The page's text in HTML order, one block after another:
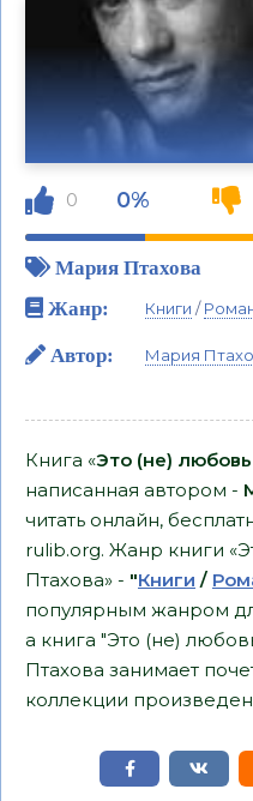
0 0%
Мария Птахова
Жанр:
Книги /
Автор: Мария
Книга «Это (не)
написанная автором -
читать онлайн,
rulib.org. Жанр книги
Птахова» - "Книги /
популярным жанром
а книга "Это (не)
Птахова занимает
коллекции